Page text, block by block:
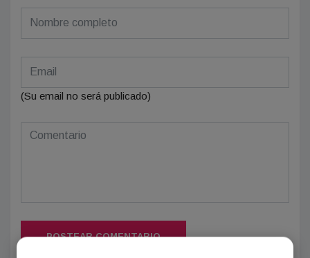
(Su email no será publicado)
POSTEAR COMENTARIO